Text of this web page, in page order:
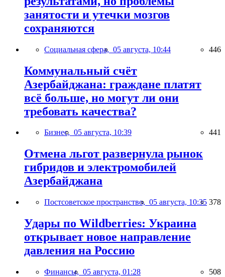
занятости и утечки мозгов
сохраняются
Социальная сфера, 05 августа, 10:44 446
Коммунальный счёт
Азербайджана: граждане платят
всё больше, но могут ли они
требовать качества?
Бизнес, 05 августа, 10:39 441
Отмена льгот развернула рынок
гибридов и электромобилей
Азербайджана
Постсоветское пространство, 05 августа, 10:35 378
Удары по Wildberries: Украина
открывает новое направление
давления на Россию
Финансы, 05 августа, 01:28 508